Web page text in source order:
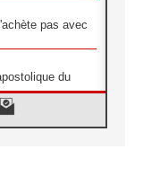
pas avec
du
sur l'éducation